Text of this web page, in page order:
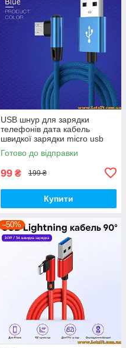
USB шнур для зарядки
телефонів дата кабель
швидкої зарядки micro usb
кабель мікро юсб usb
перехідник подовжувач 90
Готово до відправки
99 ₴ 199 ₴
Купити
–50%